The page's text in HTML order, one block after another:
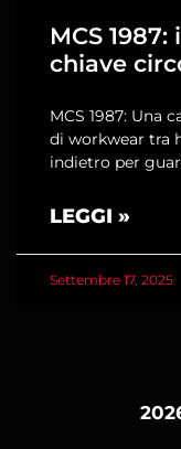
MCS
chiave
MCS 1987: Una
di workwear tra
indietro per
LEGGI »
Settembre 17, 2025